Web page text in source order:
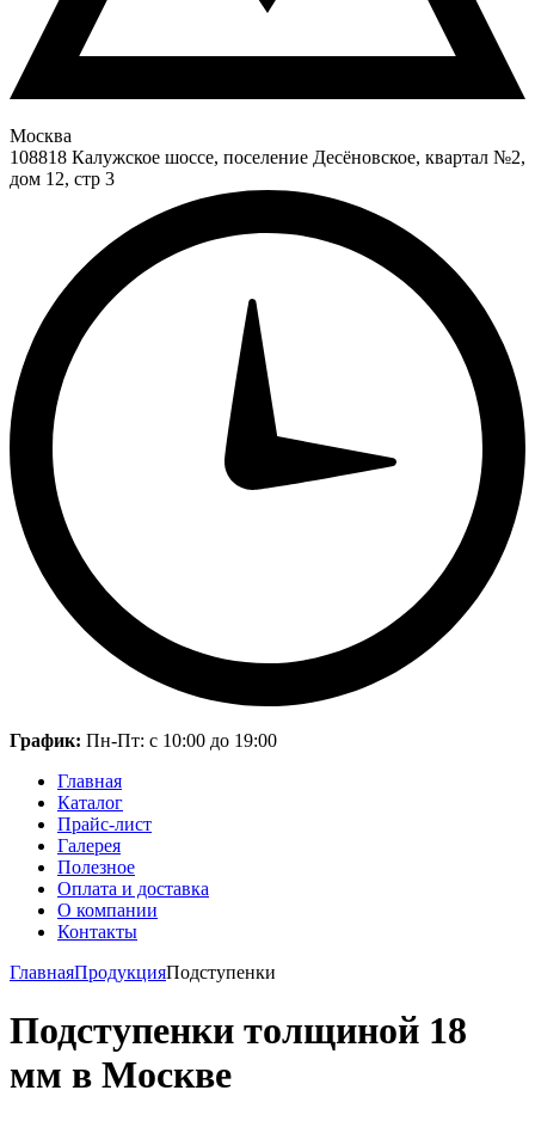
Москва
108818 Калужское шоссе, поселение Десёновское, квартал №2,
дом 12, стр 3
График: Пн-Пт: с 10:00 до 19:00
Главная
Каталог
Прайс-лист
Галерея
Полезное
Оплата и доставка
О компании
Контакты
ГлавнаяПродукцияПодступенки
Подступенки толщиной 18
мм в Москве